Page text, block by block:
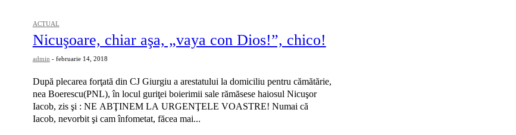
ACTUAL
Nicuşoare, chiar aşa, „vaya con Dios!”, chico!
admin - februarie 14, 2018
După plecarea forţată din CJ Giurgiu a arestatului la domiciliu pentru cămătărie,
nea Boerescu(PNL), în locul guriţei boierimii sale rămăsese haiosul Nicuşor
Iacob, zis şi : NE ABŢINEM LA URGENŢELE VOASTRE! Numai că
Iacob, nevorbit şi cam înfometat, făcea mai...